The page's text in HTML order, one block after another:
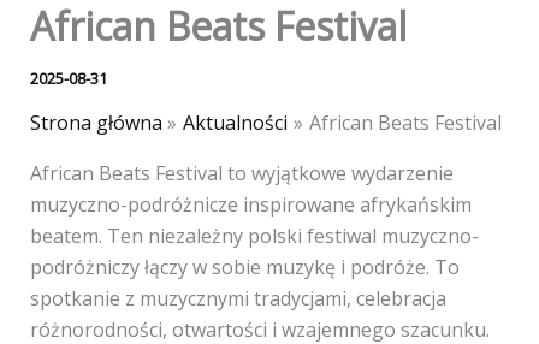
African Beats Festival
2025-08-31
Strona główna Aktualności
African Beats Festival
African Beats Festival to wyjątkowe wydarzenie
muzyczno-podróżnicze inspirowane afrykańskim
beatem. Ten niezależny polski festiwal muzyczno-
podróżniczy łączy w sobie muzykę i podróże. To
spotkanie z muzycznymi tradycjami, celebracja
różnorodności, otwartości i wzajemnego szacunku.